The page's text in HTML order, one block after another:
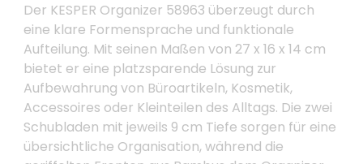
Der KESPER Organizer 58963 überzeugt durch
eine klare Formensprache und funktionale
Aufteilung. Mit seinen Maßen von 27 x 16 x 14 cm
bietet er eine platzsparende Lösung zur
Aufbewahrung von Büroartikeln, Kosmetik,
Accessoires oder Kleinteilen des Alltags. Die zwei
Schubladen mit jeweils 9 cm Tiefe sorgen für eine
übersichtliche Organisation, während die